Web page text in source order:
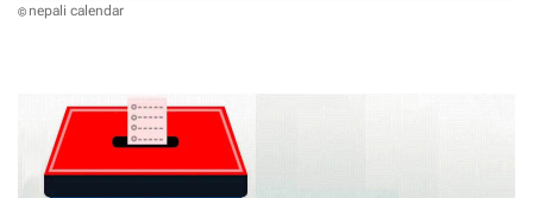
© nepali calendar